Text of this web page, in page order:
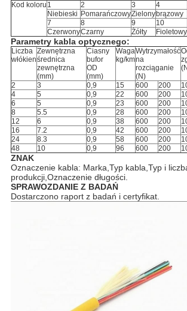
Kod koloru 1 2 3 4
Niebieski PomarańczowyZielonybrązowy
7
8 9 10
CzerwonyCzarny Żółty Fioletowy
Parametry kabla optycznego:
Liczba
włókien
Zewnętrzna
średnica
zewnętrzna
(mm)
Ciasny
bufor
OD
(mm)
Waga
kg/km
Wytrzymałość
na
rozciąganie
(N)
2 3 0,9 15 600 200
4
5 0,9 22 600 200
6
5 0,9 23 600 200
8
5.5 0,9 28 600 200
12
6 0,9 38 600 200
16
7.2 0,9 42 600 200
24
8.3 0,9 58 600 200
48
10 0,9 96 600 200
ZNAK
Oznaczenie kabla: Marka,Typ kabla,Typ i
produkcji,Oznaczenie długości.
SPRAWOZDANIE Z BADAŃ
Dostarczono raport z badań i certyfikat.